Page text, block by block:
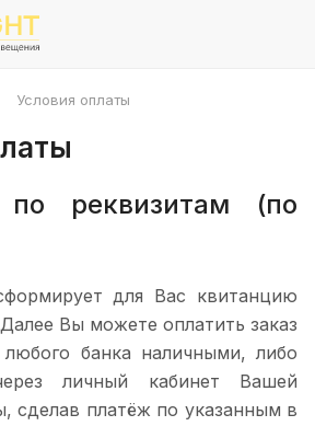
Условия оплаты
реквизитам (по
для Вас квитанцию
Вы можете оплатить заказ
любого банка наличными, либо
личный кабинет Вашей
сделав платёж по указанным в